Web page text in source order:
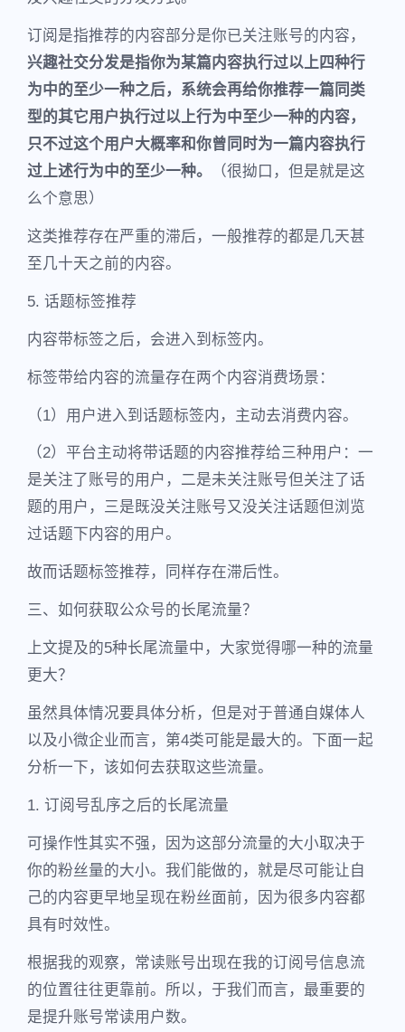
订阅是指推荐的内容部分是你已关注账号的内容，
兴趣社交分发是指你为某篇内容执行过以上四种行
为中的至少一种之后，系统会再给你推荐一篇同类
型的其它用户执行过以上行为中至少一种的内容，
只不过这个用户大概率和你曾同时为一篇内容执行
过上述行为中的至少一种。
（很拗口，但是就是这
么个意思）
这类推荐存在严重的滞后，一般推荐的都是几天甚
至几十天之前的内容。
5. 话题标签推荐
内容带标签之后，会进入到标签内。
标签带给内容的流量存在两个内容消费场景：
（1）用户进入到话题标签内，主动去消费内容。
（2）平台主动将带话题的内容推荐给三种用户：一
是关注了账号的用户，二是未关注账号但关注了话
题的用户，三是既没关注账号又没关注话题但浏览
过话题下内容的用户。
故而话题标签推荐，同样存在滞后性。
三、如何获取公众号的长尾流量？
上文提及的5种长尾流量中，大家觉得哪一种的流量
更大？
虽然具体情况要具体分析，但是对于普通自媒体人
以及小微企业而言，第4类可能是最大的。下面一起
分析一下，该如何去获取这些流量。
1. 订阅号乱序之后的长尾流量
可操作性其实不强，因为这部分流量的大小取决于
你的粉丝量的大小。我们能做的，就是尽可能让自
己的内容更早地呈现在粉丝面前，因为很多内容都
具有时效性。
根据我的观察，常读账号出现在我的订阅号信息流
的位置往往更靠前。所以，于我们而言，最重要的
是提升账号常读用户数。